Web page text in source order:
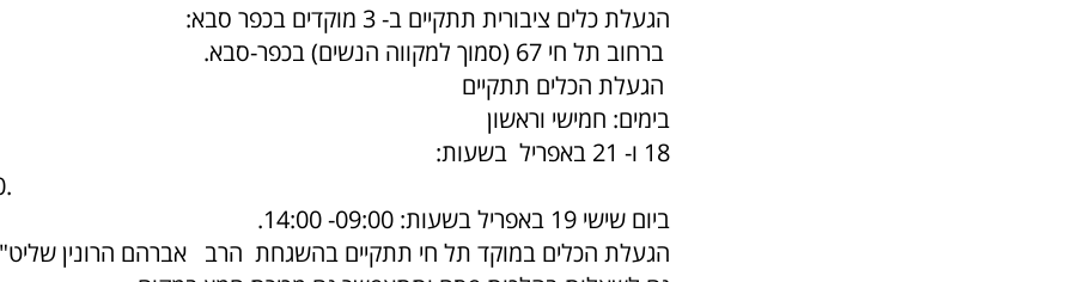
הגעלת כלים ציבורית תתקיים ב- 3 מוקדים בכפר סבא:
ברחוב תל חי 67 (סמוך למקווה הנשים) בכפר-סבא.
הגעלת הכלים תתקיים
בימים: חמישי וראשון
18 ו- 21 באפריל בשעות:
ביום שישי 19 באפריל בשעות: 09:00- 14:00.
הגעלת הכלים במוקד תל חי תתקיים בהשגחת הרב אברהם הרונין